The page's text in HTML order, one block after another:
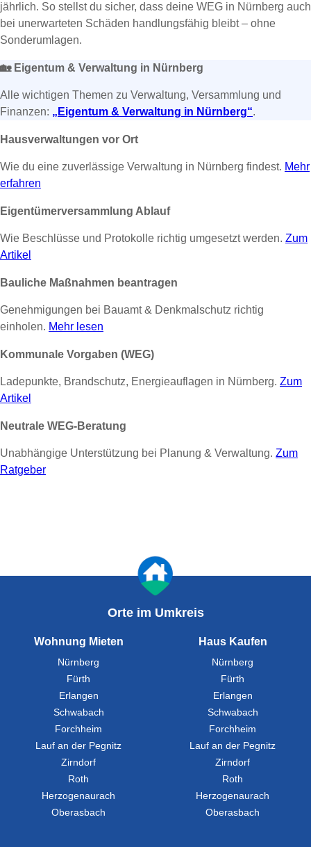
jährlich. So stellst du sicher, dass deine WEG in Nürnberg auch
bei unerwarteten Schäden handlungsfähig bleibt – ohne
Sonderumlagen.
🏡 Eigentum & Verwaltung in Nürnberg
Alle wichtigen Themen zu Verwaltung, Versammlung und
Finanzen: „Eigentum & Verwaltung in Nürnberg“.
Hausverwaltungen vor Ort
Wie du eine zuverlässige Verwaltung in Nürnberg findest. Mehr
erfahren
Eigentümerversammlung Ablauf
Wie Beschlüsse und Protokolle richtig umgesetzt werden. Zum
Artikel
Bauliche Maßnahmen beantragen
Genehmigungen bei Bauamt & Denkmalschutz richtig
einholen. Mehr lesen
Kommunale Vorgaben (WEG)
Ladepunkte, Brandschutz, Energieauflagen in Nürnberg. Zum
Artikel
Neutrale WEG-Beratung
Unabhängige Unterstützung bei Planung & Verwaltung. Zum
Ratgeber
Orte im Umkreis
Wohnung Mieten
Nürnberg
Fürth
Erlangen
Schwabach
Forchheim
Lauf an der Pegnitz
Zirndorf
Roth
Herzogenaurach
Oberasbach
Haus Kaufen
Nürnberg
Fürth
Erlangen
Schwabach
Forchheim
Lauf an der Pegnitz
Zirndorf
Roth
Herzogenaurach
Oberasbach